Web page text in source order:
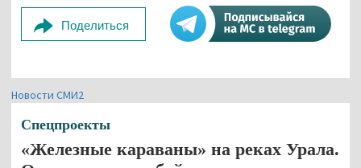
Поделиться
Новости СМИ2
Спецпроекты
«Железные караваны» на реках Урала.